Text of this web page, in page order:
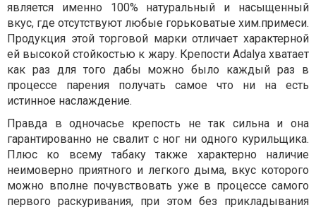
является именно 100% натуральный и насыщенный
вкус, где отсутствуют любые горьковатые хим.примеси.
Продукция этой торговой марки отличает характерной
ей высокой стойкостью к жару. Крепости Adalya хватает
как раз для того дабы можно было каждый раз в
процессе парения получать самое что ни на есть
истинное наслаждение.
Правда в одночасье крепость не так сильна и она
гарантированно не свалит с ног ни одного курильщика.
Плюс ко всему табаку также характерно наличие
неимоверно приятного и легкого дыма, вкус которого
можно вполне почувствовать уже в процессе самого
первого раскуривания, при этом без прикладывания